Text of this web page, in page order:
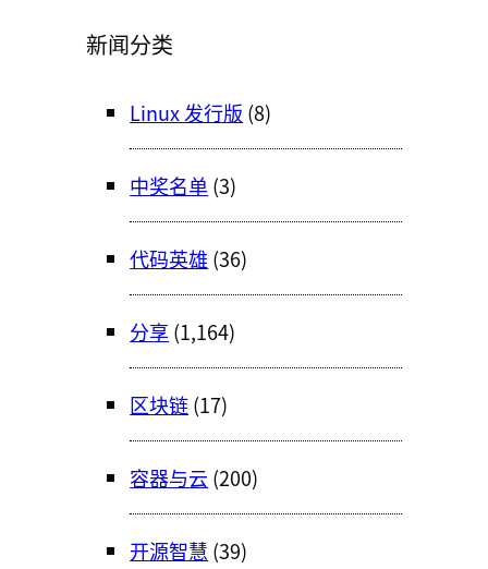
新闻分类
Linux 发行版 (8)
中奖名单 (3)
代码英雄 (36)
分享 (1,164)
区块链(17)
容器与云 (200)
开源智慧 (39)